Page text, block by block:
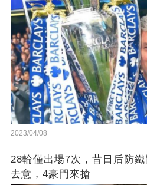
2023/04/08
28輪僅出場7次，昔日后防
去意，4豪門來搶